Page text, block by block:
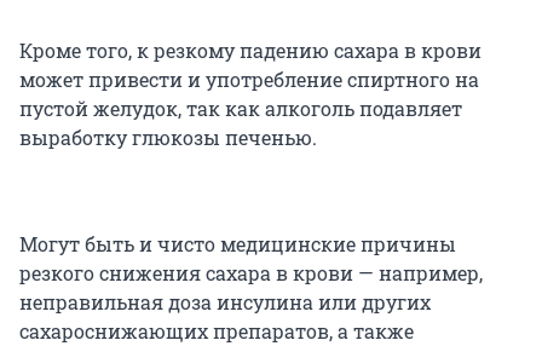
Кроме того, к резкому падению сахара в крови
может привести и употребление спиртного на
пустой желудок, так как алкоголь подавляет
выработку глюкозы печенью.
Могут быть и чисто медицинские причины
резкого снижения сахара в крови — например,
неправильная доза инсулина или других
сахароснижающих препаратов, а также